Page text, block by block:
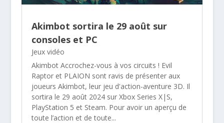
Akimbot sortira le 29 août sur
consoles et PC
Jeux vidéo
Akimbot Accrochez-vous à vos circuits ! Evil
Raptor et PLAION sont ravis de présenter aux
joueurs Akimbot, leur jeu d'action-aventure 3D. Il
sortira le 29 août 2024 sur Xbox Series X|S,
PlayStation 5 et Steam. Pour avoir un aperçu de
toute l’action et de toute...